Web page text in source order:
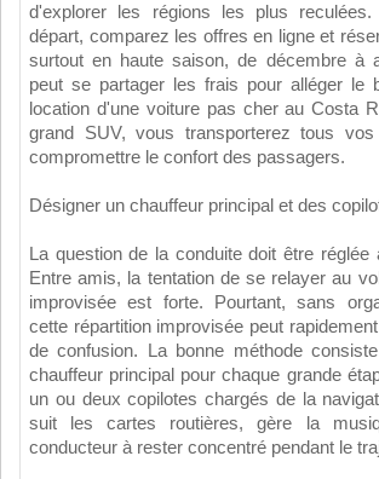
d'explorer les régions les plus
départ, comparez les offres en ligne et
surtout en haute saison, de décembre à
peut se partager les frais pour alléger le
location d'une voiture pas cher au Costa
grand SUV, vous transporterez tous
compromettre le confort des passagers.
Désigner un chauffeur principal et des
La question de la conduite doit être réglée
Entre amis, la tentation de se relayer au
improvisée est forte. Pourtant, sans
cette répartition improvisée peut
de confusion. La bonne méthode
chauffeur principal pour chaque grande
un ou deux copilotes chargés de la
suit les cartes routières, gère la
conducteur à rester concentré pendant le